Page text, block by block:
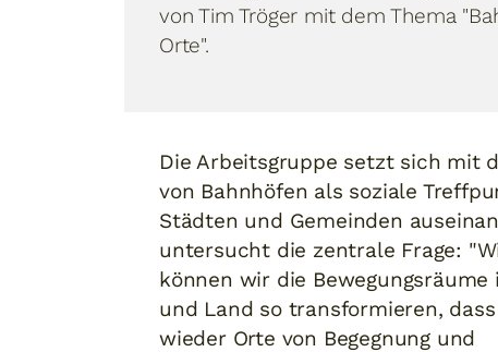
von Tim Tröger mit dem Thema
Orte".
Die Arbeitsgruppe setzt sich mit
von Bahnhöfen als soziale
Städten und Gemeinden
untersucht die zentrale Frage:
können wir die Bewegungsräume
und Land so transformieren,
wieder Orte von Begegnung und